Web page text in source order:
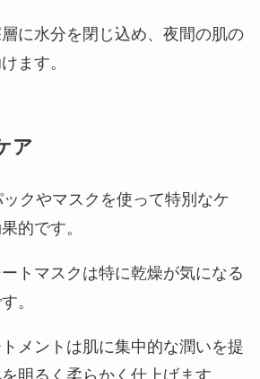
に水分を閉じ込め、夜間の肌の
ます。
ア
クやマスクを使って特別なケ
的です。
トマスクは特に乾燥が気になる
。
メントは肌に集中的な潤いを提
明るく柔らかく仕上げます。